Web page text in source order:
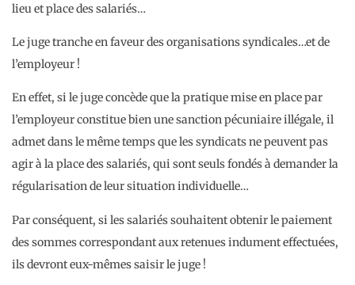
lieu et place des salariés…
Le juge tranche en faveur des organisations syndicales…et de
l’employeur !
En effet, si le juge concède que la pratique mise en place par
l’employeur constitue bien une sanction pécuniaire illégale, il
admet dans le même temps que les syndicats ne peuvent pas
agir à la place des salariés, qui sont seuls fondés à demander la
régularisation de leur situation individuelle…
Par conséquent, si les salariés souhaitent obtenir le paiement
des sommes correspondant aux retenues indument effectuées,
ils devront eux-mêmes saisir le juge !